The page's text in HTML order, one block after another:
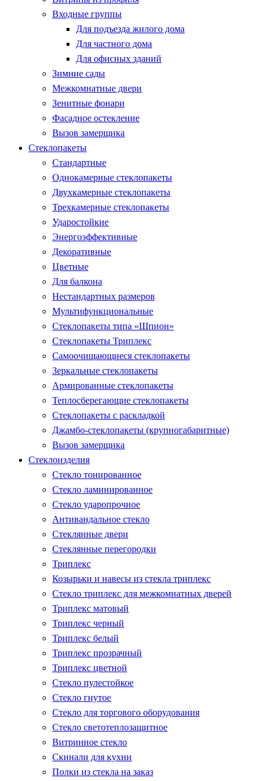
Входные группы
Для подъезда жилого дома
Для частного дома
Для офисных зданий
Зимние сады
Межкомнатные двери
Зенитные фонари
Фасадное остекление
Вызов замерщика
Стеклопакеты
Стандартные
Однокамерные стеклопакеты
Двухкамерные стеклопакеты
Трехкамерные стеклопакеты
Ударостойкие
Энергоэффективные
Декоративные
Цветные
Для балкона
Нестандартных размеров
Мультифункциональные
Стеклопакеты типа «Шпион»
Стеклопакеты Триплекс
Самоочищающиеся стеклопакеты
Зеркальные стеклопакеты
Армированные стеклопакеты
Теплосберегающие стеклопакеты
Стеклопакеты с раскладкой
Джамбо-стеклопакеты (крупногабаритные)
Вызов замерщика
Стеклоизделия
Стекло тонированное
Стекло ламинированное
Стекло ударопрочное
Антивандальное стекло
Стеклянные двери
Стеклянные перегородки
Триплекс
Козырьки и навесы из стекла триплекс
Стекло триплекс для межкомнатных дверей
Триплекс матовый
Триплекс черный
Триплекс белый
Триплекс прозрачный
Триплекс цветной
Стекло пулестойкое
Стекло гнутое
Стекло для торгового оборудования
Стекло светотеплозащитное
Витринное стекло
Скинали для кухни
Полки из стекла на заказ